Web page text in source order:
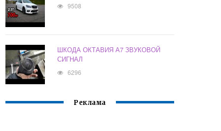
9508
ШКОДА ОКТАВИЯ А7 ЗВУКОВОЙ
СИГНАЛ
6296
Реклама